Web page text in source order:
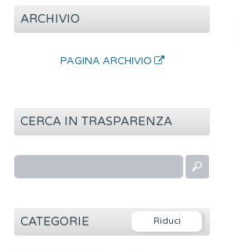
ARCHIVIO
PAGINA ARCHIVIO
CERCA IN TRASPARENZA
r
CATEGORIE